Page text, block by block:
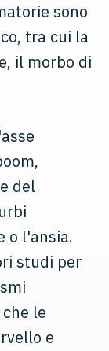
sono
tra cui la
il morbo di
del
o l'ansia.
studi per
le
e